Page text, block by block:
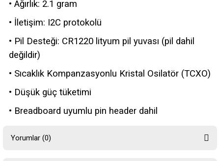
• Ağırlık: 2.1 gram
• İletişim: I2C protokolü
• Pil Desteği: CR1220 lityum pil yuvası (pil dahil
değildir)
• Sıcaklık Kompanzasyonlu Kristal Osilatör (TCXO)
• Düşük güç tüketimi
• Breadboard uyumlu pin header dahil
Yorumlar (0)